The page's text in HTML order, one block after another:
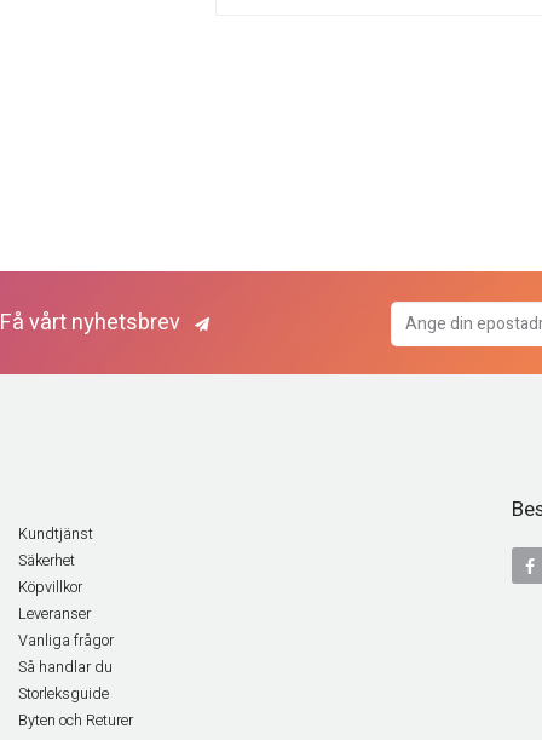
Få vårt nyhetsbrev
Kundtjänst
Säkerhet
Köpvillkor
Leveranser
Vanliga frågor
Så handlar du
Storleksguide
Byten och Returer